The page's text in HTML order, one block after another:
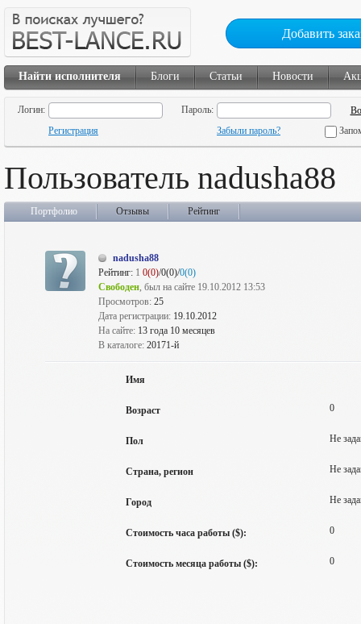
Добавить
Найти исполнителя Блоги Статьи Новости
Логин:
Пароль:
Регистрация
Забыли пароль?
Пользователь nadusha88
Портфолио Отзывы Рейтинг
nadusha88
Рейтинг: 1 0(0)/0(0)/0(0)
Свободен, был на сайте 19.10.2012 13:53
Просмотров: 25
Дата регистрации: 19.10.2012
На сайте: 13 года 10 месяцев
В каталоге: 20171-й
Имя
Возраст 0
Пол Не
Страна, регион Не
Город Не
Стоимость часа работы ($): 0
Стоимость месяца работы ($): 0